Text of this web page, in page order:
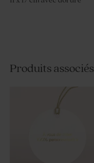
Produits associés